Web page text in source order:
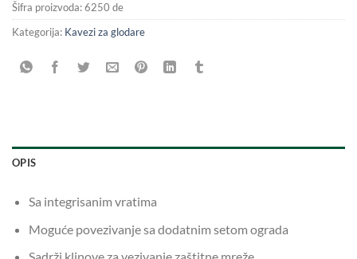
Šifra proizvoda:6250 de
Kategorija: Kavezi za glodare
OPIS
Sa integrisanim vratima
Moguće povezivanje sa dodatnim setom ograda